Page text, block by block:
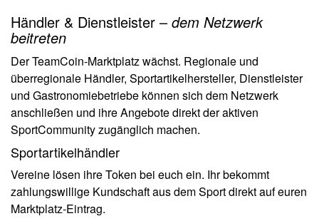
Händler & Dienstleister – dem Netzwerk
beitreten
Der TeamCoin-Marktplatz wächst. Regionale und
überregionale Händler, Sportartikelhersteller, Dienstleister
und Gastronomiebetriebe können sich dem Netzwerk
anschließen und ihre Angebote direkt der aktiven
SportCommunity zugänglich machen.
Sportartikelhändler
Vereine lösen ihre Token bei euch ein. Ihr bekommt
zahlungswillige Kundschaft aus dem Sport direkt auf euren
Marktplatz-Eintrag.